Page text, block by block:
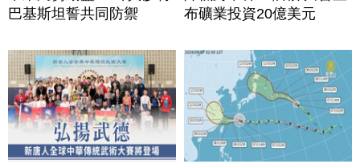
巴基斯坦誓共同防禦
布礦業投資20億美元